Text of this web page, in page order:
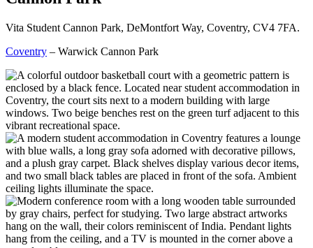
Vita Student Cannon Park, DeMontfort Way, Coventry, CV4 7FA.
Coventry – Warwick Cannon Park